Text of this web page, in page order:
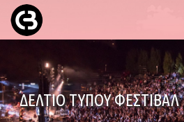
ΔΕΛΤΙΟ ΤΥΠΟΥ ΦΕΣΤΙΒΑΛ